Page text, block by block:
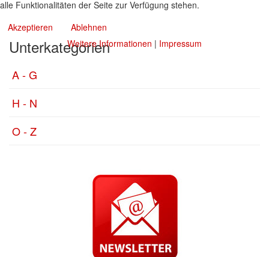
Unterkategorien
A - G
H - N
O - Z
alle Funktionalitäten der Seite zur Verfügung stehen.
Akzeptieren
Ablehnen
Weitere Informationen | Impressum